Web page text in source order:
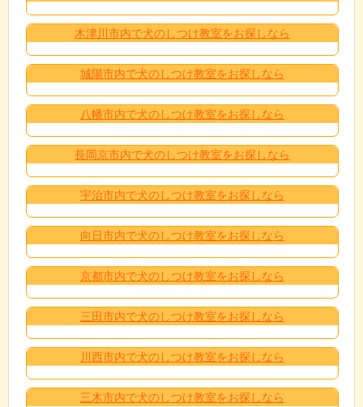
木津川市内で犬のしつけ教室をお探しなら
城陽市内で犬のしつけ教室をお探しなら
八幡市内で犬のしつけ教室をお探しなら
長岡京市内で犬のしつけ教室をお探しなら
宇治市内で犬のしつけ教室をお探しなら
向日市内で犬のしつけ教室をお探しなら
京都市内で犬のしつけ教室をお探しなら
三田市内で犬のしつけ教室をお探しなら
川西市内で犬のしつけ教室をお探しなら
三木市内で犬のしつけ教室をお探しなら